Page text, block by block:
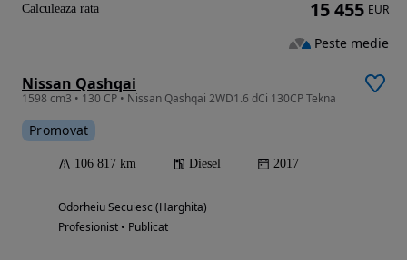
Nissan Qashqai
1598 cm3 • 130 CP • Nissan Qashqai 2WD1.6 dCi 130CP Tekna
Promovat
106 817 km Diesel 2017
Odorheiu Secuiesc (Harghita)
Profesionist • Publicat
15 455 EUR
Peste medie
Calculeaza rata